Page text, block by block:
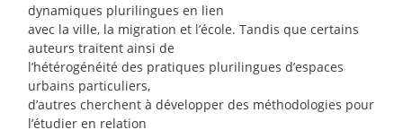
dynamiques plurilingues en lien
avec la ville, la migration et l’école. Tandis que certains
auteurs traitent ainsi de
l’hétérogénéité des pratiques plurilingues d’espaces
urbains particuliers,
d’autres cherchent à développer des méthodologies pour
l’étudier en relation